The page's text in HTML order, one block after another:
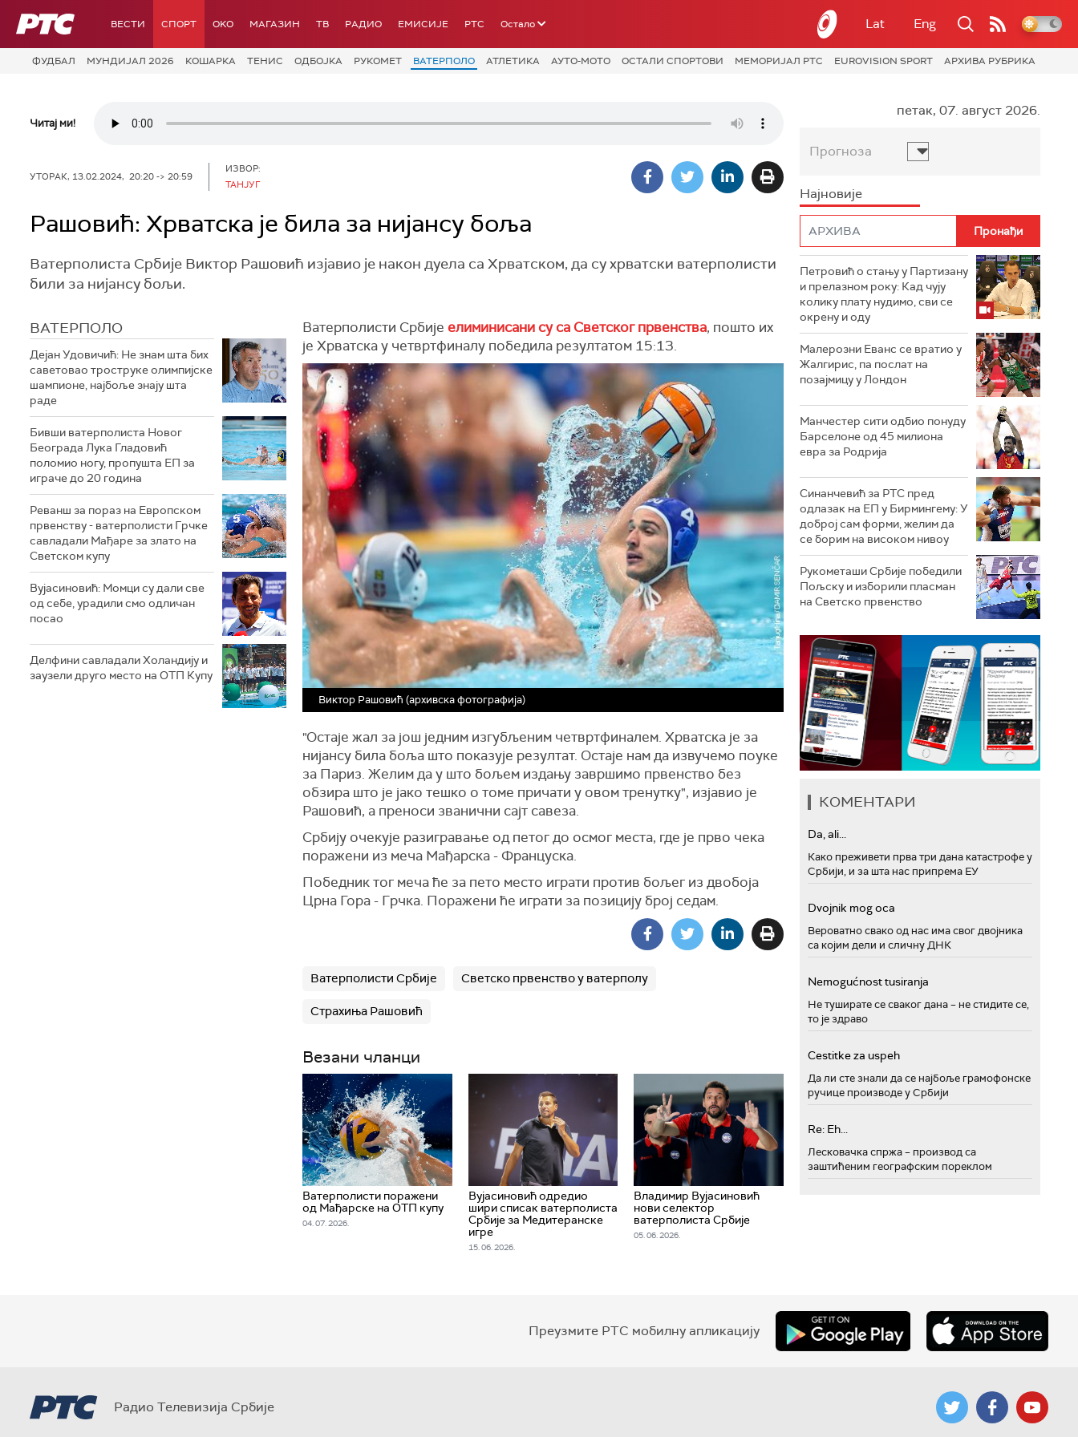
РТС ВЕСТИ СПОРТ OKO МАГАЗИН ТВ РАДИО ЕМИСИЈЕ РТС Остало Lat Eng
ФУДБАЛ МУНДИЈАЛ 2026 КОШАРКА ТЕНИС ОДБОЈКА РУКОМЕТ ВАТЕРПОЛО АТЛЕТИКА АУТО-МОТО ОСТАЛИ СПОРТОВИ МЕМОРИЈАЛ РТС EUROVISION SPORT АРХИВА РУБРИКА
Читај ми!
УТОРАК, 13.02.2024, 20:20 -> 20:59
ИЗВОР:
ТАНЈУГ
Рашовић: Хрватска је била за нијансу боља
Ватерполиста Србије Виктор Рашовић изјавио је након дуела са Хрватском, да су хрватски ватерполисти
били за нијансу бољи.
ВАТЕРПОЛО
Дејан Удовичић: Не знам шта бих
саветовао троструке олимпијске
шампионе, најбоље знају шта
раде
Бивши ватерполиста Новог
Београда Лука Гладовић
поломио ногу, пропушта ЕП за
играче до 20 година
Реванш за пораз на Европском
првенству - ватерполисти Грчке
савладали Мађаре за злато на
Светском купу
Вујасиновић: Момци су дали све
од себе, урадили смо одличан
посао
Делфини савладали Холандију и
заузели друго место на ОТП Купу
Ватерполисти Србије елиминисани су са Светског првенства, пошто их
је Хрватска у четвртфиналу победила резултатом 15:13.
Виктор Рашовић (архивска фотографија)
"Остаје жал за још једним изгубљеним четвртфиналем. Хрватска је за
нијансу била боља што показује резултат. Остаје нам да извучемо поуке
за Париз. Желим да у што бољем издању завршимо првенство без
обзира што је јако тешко о томе причати у овом тренутку", изјавио је
Рашовић, а преноси званични сајт савеза.
Србију очекује разигравање од петог до осмог места, где је прво чека
поражени из меча Мађарска - Француска.
Победник тог меча ће за пето место играти против бољег из двобоја
Црна Гора - Грчка. Поражени ће играти за позицију број седам.
Ватерполисти Србије Светско првенство у ватерполу
Страхиња Рашовић
Везани чланци
Ватерполисти поражени
од Мађарске на ОТП купу
04. 07. 2026.
Вујасиновић одредио
шири списак ватерполиста
Србије за Медитеранске
игре
15. 06. 2026.
Владимир Вујасиновић
нови селектор
ватерполиста Србије
05. 06. 2026.
петак, 07. август 2026.
Прогноза
Најновије
Петровић о стању у Партизану
и прелазном року: Кад чују
колику плату нудимо, сви се
окрену и оду
Малерозни Еванс се вратио у
Жалгирис, па послат на
позајмицу у Лондон
Манчестер сити одбио понуду
Барселоне од 45 милиона
евра за Родрија
Синанчевић за РТС пред
одлазак на ЕП у Бирмингему: У
доброј сам форми, желим да
се борим на високом нивоу
Рукометаши Србије победили
Пољску и изборили пласман
на Светско првенство
КОМЕНТАРИ
Da, ali...
Како преживети прва три дана катастрофе у
Србији, и за шта нас припрема ЕУ
Dvojnik mog oca
Вероватно свако од нас има свог двојника
са којим дели и сличну ДНК
Nemogućnost tusiranja
Не туширате се сваког дана – не стидите се,
то је здраво
Cestitke za uspeh
Да ли сте знали да се најбоље грамофонске
ручице производе у Србији
Re: Eh...
Лесковачка спржа – производ са
заштићеним географским пореклом
Преузмите РТС мобилну апликацију
Радио Телевизија Србије